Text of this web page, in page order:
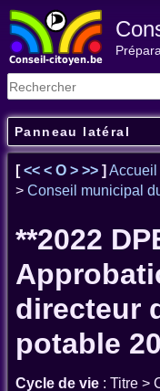
Panneau latéral
[<< < O > >> ] Accueil
> Conseil municipal
**2022
directeur
potable
Cycle de vie : Titre >